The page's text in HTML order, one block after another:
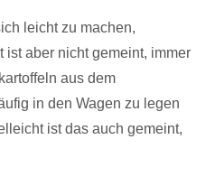
leicht zu machen,
aber nicht gemeint, immer
aus dem
in den Wagen zu legen
ist das auch gemeint,